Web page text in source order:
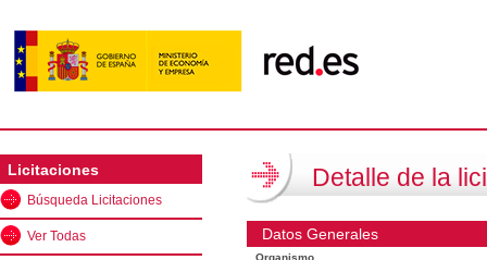
Licitaciones
Búsqueda Licitaciones
Ver Todas
Detalle de la
Datos Generales
Organismo